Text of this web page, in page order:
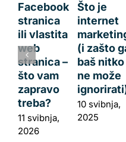
Facebook
stranica
ili vlastita
web
stranica –
što vam
zapravo
treba?
11 svibnja,
2026
Što je
internet
(i zašto
baš nitko
ne može
10 svibnja,
2025